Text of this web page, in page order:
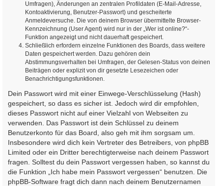
Umfragen), Änderungen an zentralen Profildaten (E-Mail-Adresse,
Kontoaktivierung, Benutzer-Passwort) und gescheiterte
Anmeldeversuche. Die von deinem Browser übermittelte Browser-
Kennzeichnung (User Agent) wird nur in der „Wer ist online?“-
Funktion angezeigt und nicht dauerhaft gespeichert.
Schließlich erfordern einzelne Funktionen des Boards, dass weitere
Daten gespeichert werden. Dazu gehören dein
Abstimmungsverhalten bei Umfragen, der Gelesen-Status von deinen
Beiträgen oder explizit von dir gesetzte Lesezeichen oder
Benachrichtigungsfunktionen.
Dein Passwort wird mit einer Einwege-Verschlüsselung (Hash)
gespeichert, so dass es sicher ist. Jedoch wird dir empfohlen,
dieses Passwort nicht auf einer Vielzahl von Webseiten zu
verwenden. Das Passwort ist dein Schlüssel zu deinem
Benutzerkonto für das Board, also geh mit ihm sorgsam um.
Insbesondere wird dich kein Vertreter des Betreibers, von phpBB
Limited oder ein Dritter berechtigterweise nach deinem Passwort
fragen. Solltest du dein Passwort vergessen haben, so kannst du
die Funktion „Ich habe mein Passwort vergessen“ benutzen. Die
phpBB-Software fragt dich dann nach deinem Benutzernamen